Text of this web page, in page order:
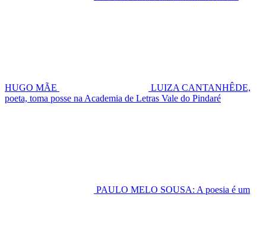
HUGO MÃE
LUIZA CANTANHÊDE,
poeta, toma posse na Academia de Letras Vale do Pindaré
PAULO MELO SOUSA: A poesia é um